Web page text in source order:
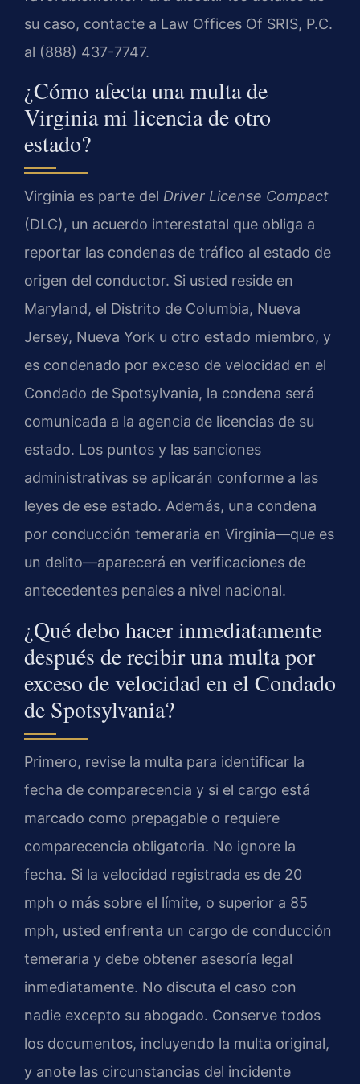
su caso, contacte a Law Offices Of SRIS, P.C.
al (888) 437-7747.
¿Cómo afecta una multa de
Virginia mi licencia de otro
estado?
Virginia es parte del Driver License Compact
(DLC), un acuerdo interestatal que obliga a
reportar las condenas de tráfico al estado de
origen del conductor. Si usted reside en
Maryland, el Distrito de Columbia, Nueva
Jersey, Nueva York u otro estado miembro, y
es condenado por exceso de velocidad en el
Condado de Spotsylvania, la condena será
comunicada a la agencia de licencias de su
estado. Los puntos y las sanciones
administrativas se aplicarán conforme a las
leyes de ese estado. Además, una condena
por conducción temeraria en Virginia—que es
un delito—aparecerá en verificaciones de
antecedentes penales a nivel nacional.
¿Qué debo hacer inmediatamente
después de recibir una multa por
exceso de velocidad en el Condado
de Spotsylvania?
Primero, revise la multa para identificar la
fecha de comparecencia y si el cargo está
marcado como prepagable o requiere
comparecencia obligatoria. No ignore la
fecha. Si la velocidad registrada es de 20
mph o más sobre el límite, o superior a 85
mph, usted enfrenta un cargo de conducción
temeraria y debe obtener asesoría legal
inmediatamente. No discuta el caso con
nadie excepto su abogado. Conserve todos
los documentos, incluyendo la multa original,
y anote las circunstancias del incidente